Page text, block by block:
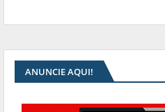
ANUNCIE AQUI!